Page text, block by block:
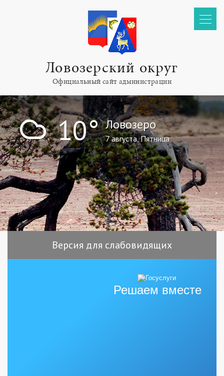
Ловозерский округ
Официальный сайт администрации
! 10° Ловозеро
7 августа, Пятница
Версия для слабовидящих
Решаем вместе